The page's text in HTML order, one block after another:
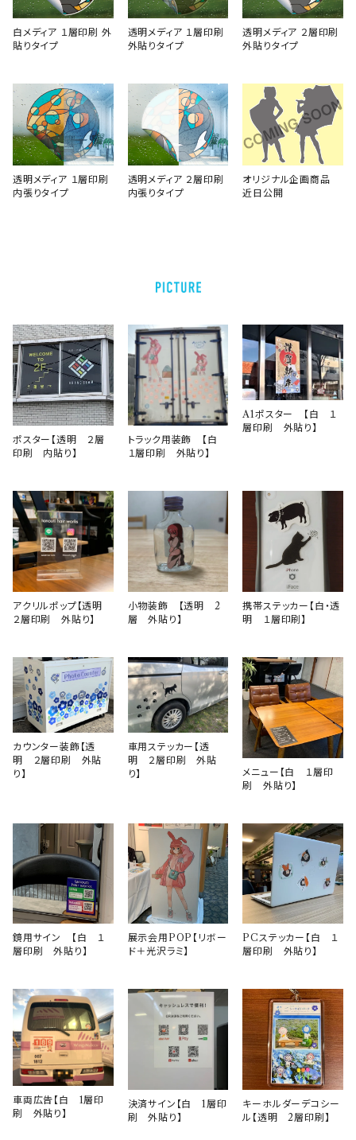
白メディア １層印刷 外
貼りタイプ
透明メディア １層印刷
外貼りタイプ
透明メディア ２層印刷
外貼りタイプ
透明メディア １層印刷
内張りタイプ
透明メディア ２層印刷
内張りタイプ
オリジナル企画商品
近日公開
ポスター【透明 ２層
印刷 内貼り】
トラック用装飾 【白
１層印刷 外貼り】
A1ポスター 【白 １
層印刷 外貼り】
アクリルポップ【透明
２層印刷 外貼り】
小物装飾 【透明 2
層 外貼り】
携帯ステッカー【白・透
明 １層印刷】
カウンター装飾【透
明 ２層印刷 外貼
り】
車用ステッカー【透
明 ２層印刷 外貼
り】
メニュー【白 １層印
刷 外貼り】
鏡用サイン 【白 １
層印刷 外貼り】
展示会用POP【リボー
ド＋光沢ラミ】
PCステッカー【白 １
層印刷 外貼り】
車両広告【白 1層印
刷 外貼り】
決済サイン【白 1層印
刷 外貼り】
キーホルダーデコシー
ル【透明 2層印刷】